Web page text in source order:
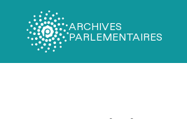
ARCHIVES
PARLEMENTAIRES